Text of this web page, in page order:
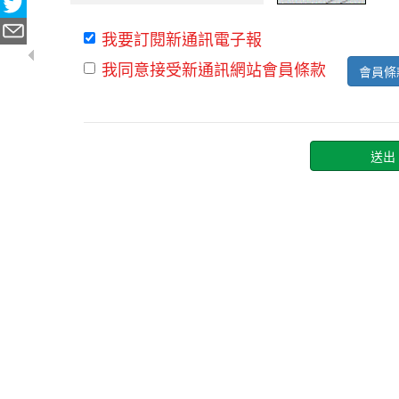
我要訂閱新通訊電子報
我同意接受新通訊網站會員條款
會員